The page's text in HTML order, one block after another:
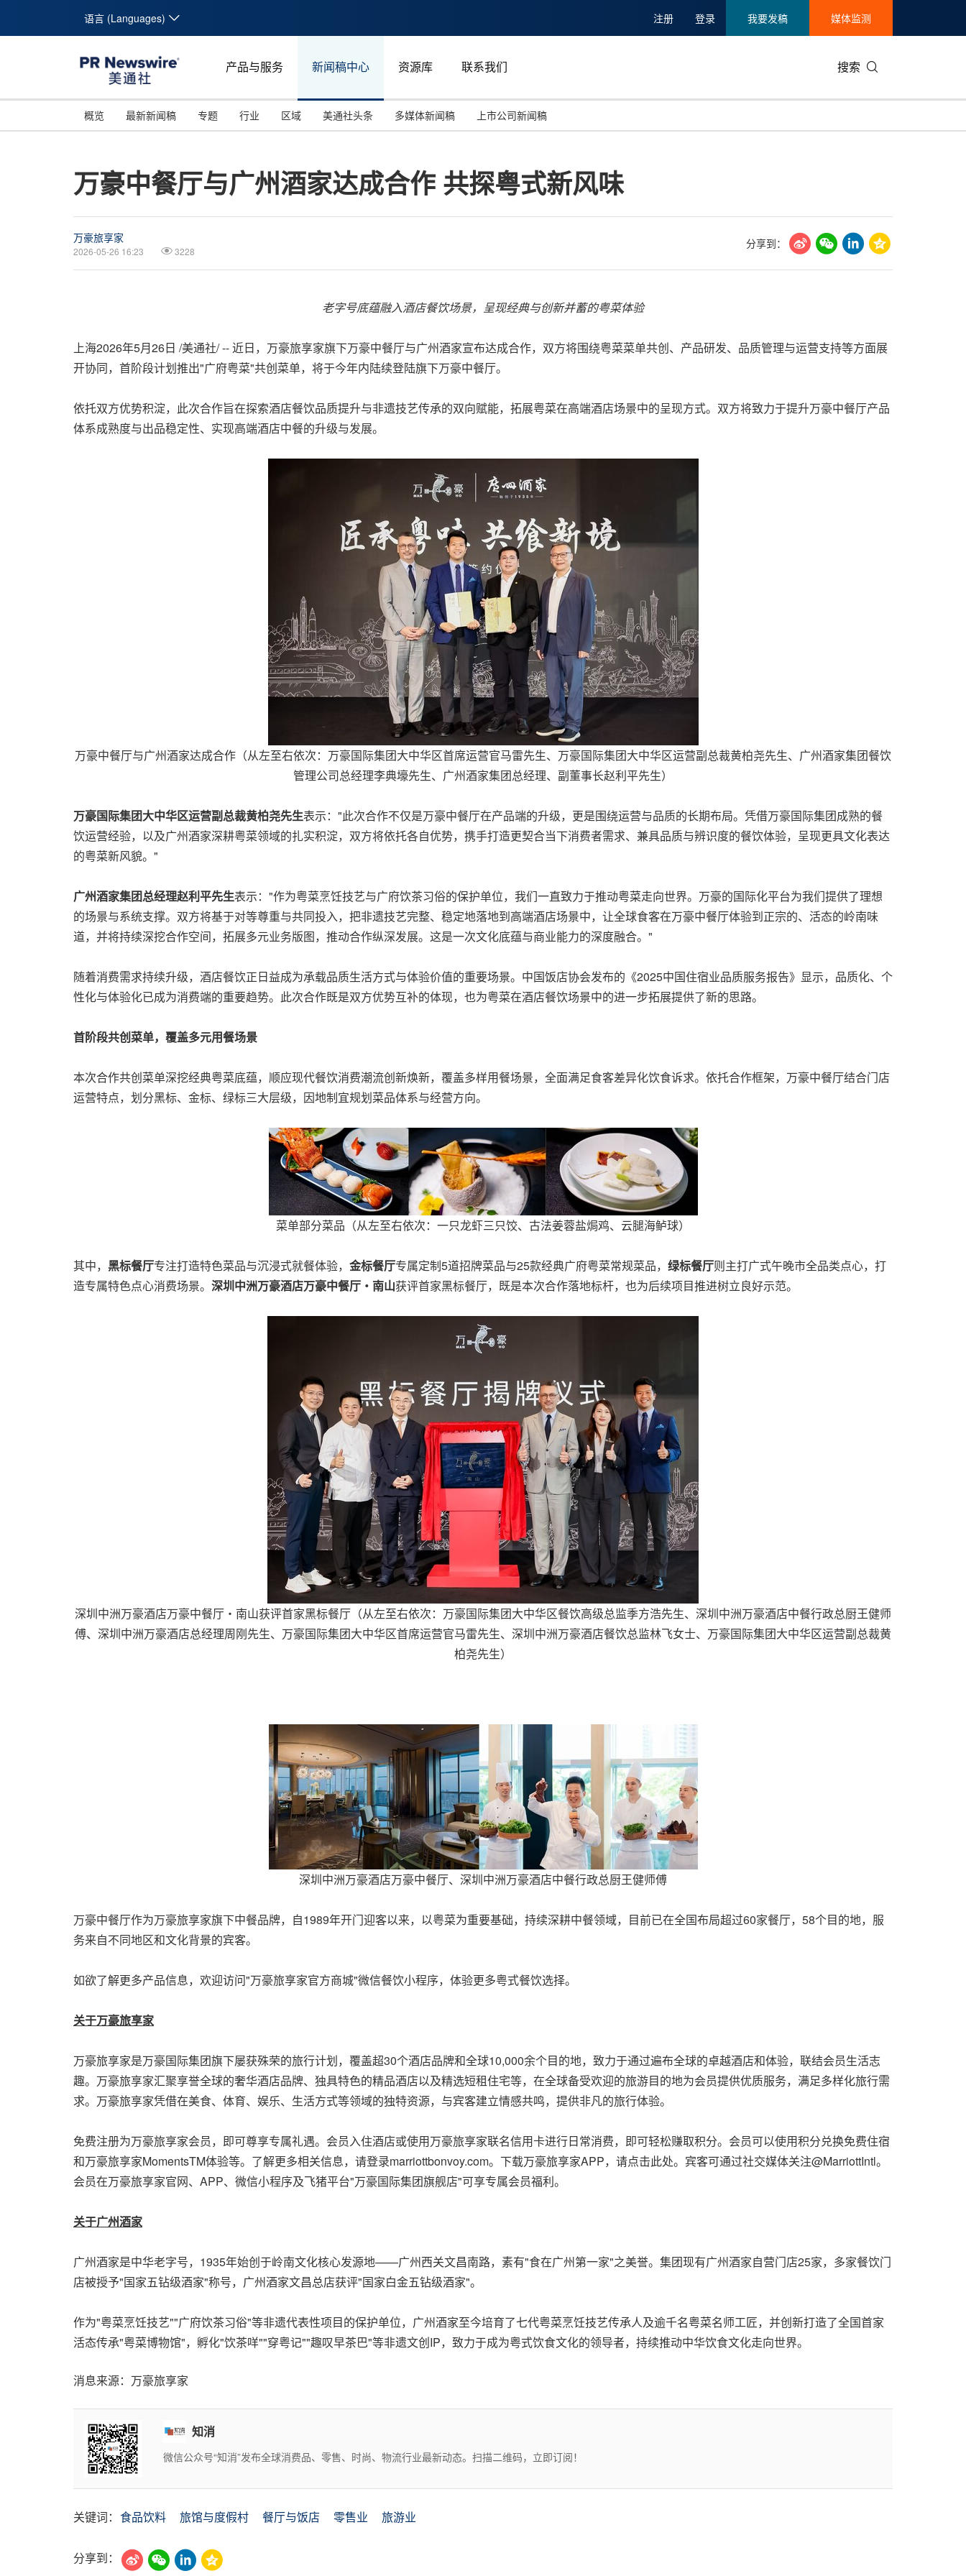
语言 (Languages) 注册 登录 我要发稿 媒体监测
产品与服务 新闻稿中心 资源库 联系我们 搜索
概览 最新新闻稿 专题
投资并购
美国临床肿瘤学会(ASCO)
行业
能源化工与环保
区域
马来西亚
美通社头条 多媒体新闻稿 上市公司新闻稿
万豪中餐厅与广州酒家达成合作 共探粤式新风味
万豪旅享家
2026-05-26 16:23 3228
分享到：
老字号底蕴融入酒店餐饮场景，呈现经典与创新并蓄的粤菜体验
上海2026年5月26日 /美通社/ -- 近日，万豪旅享家旗下万豪中餐厅与广州酒家宣布达成合作，双方将围绕粤菜菜单共创、产品研发、品质管理与运营支持等方面展
开协同，首阶段计划推出"广府粤菜"共创菜单，将于今年内陆续登陆旗下万豪中餐厅。
依托双方优势积淀，此次合作旨在探索酒店餐饮品质提升与非遗技艺传承的双向赋能，拓展粤菜在高端酒店场景中的呈现方式。双方将致力于提升万豪中餐厅产品
体系成熟度与出品稳定性、实现高端酒店中餐的升级与发展。
万豪中餐厅与广州酒家达成合作（从左至右依次：万豪国际集团大中华区首席运营官马雷先生、万豪国际集团大中华区运营副总裁黄柏尧先生、广州酒家集团餐饮
管理公司总经理李典壕先生、广州酒家集团总经理、副董事长赵利平先生）
万豪国际集团大中华区运营副总裁黄柏尧先生表示："此次合作不仅是万豪中餐厅在产品端的升级，更是围绕运营与品质的长期布局。凭借万豪国际集团成熟的餐
饮运营经验，以及广州酒家深耕粤菜领域的扎实积淀，双方将依托各自优势，携手打造更契合当下消费者需求、兼具品质与辨识度的餐饮体验，呈现更具文化表达
的粤菜新风貌。"
广州酒家集团总经理赵利平先生表示："作为粤菜烹饪技艺与广府饮茶习俗的保护单位，我们一直致力于推动粤菜走向世界。万豪的国际化平台为我们提供了理想
的场景与系统支撑。双方将基于对等尊重与共同投入，把非遗技艺完整、稳定地落地到高端酒店场景中，让全球食客在万豪中餐厅体验到正宗的、活态的岭南味
道，并将持续深挖合作空间，拓展多元业务版图，推动合作纵深发展。这是一次文化底蕴与商业能力的深度融合。"
随着消费需求持续升级，酒店餐饮正日益成为承载品质生活方式与体验价值的重要场景。中国饭店协会发布的《2025中国住宿业品质服务报告》显示，品质化、个
性化与体验化已成为消费端的重要趋势。此次合作既是双方优势互补的体现，也为粤菜在酒店餐饮场景中的进一步拓展提供了新的思路。
首阶段共创菜单，覆盖多元用餐场景
本次合作共创菜单深挖经典粤菜底蕴，顺应现代餐饮消费潮流创新焕新，覆盖多样用餐场景，全面满足食客差异化饮食诉求。依托合作框架，万豪中餐厅结合门店
运营特点，划分黑标、金标、绿标三大层级，因地制宜规划菜品体系与经营方向。
菜单部分菜品（从左至右依次：一只龙虾三只饺、古法姜蓉盐焗鸡、云腿海鲈球）
其中， 黑标餐厅专注打造特色菜品与沉浸式就餐体验， 金标餐厅专属定制5道招牌菜品与25款经典广府粤菜常规菜品， 绿标餐厅则主打广式午晚市全品类点心，打
造专属特色点心消费场景。 深圳中洲万豪酒店万豪中餐厅 ・ 南山获评首家黑标餐厅，既是本次合作落地标杆，也为后续项目推进树立良好示范。
深圳中洲万豪酒店万豪中餐厅・南山获评首家黑标餐厅（从左至右依次：万豪国际集团大中华区餐饮高级总监季方浩先生、深圳中洲万豪酒店中餐行政总厨王健师
傅、深圳中洲万豪酒店总经理周刚先生、万豪国际集团大中华区首席运营官马雷先生、深圳中洲万豪酒店餐饮总监林飞女士、万豪国际集团大中华区运营副总裁黄
柏尧先生）
深圳中洲万豪酒店万豪中餐厅、深圳中洲万豪酒店中餐行政总厨王健师傅
万豪中餐厅作为万豪旅享家旗下中餐品牌，自1989年开门迎客以来，以粤菜为重要基础，持续深耕中餐领域，目前已在全国布局超过60家餐厅，58个目的地，服
务来自不同地区和文化背景的宾客。
如欲了解更多产品信息，欢迎访问"万豪旅享家官方商城"微信餐饮小程序，体验更多粤式餐饮选择。
关于万豪旅享家
万豪旅享家是万豪国际集团旗下屡获殊荣的旅行计划，覆盖超30个酒店品牌和全球10,000余个目的地，致力于通过遍布全球的卓越酒店和体验，联结会员生活志
趣。万豪旅享家汇聚享誉全球的奢华酒店品牌、独具特色的精品酒店以及精选短租住宅等，在全球备受欢迎的旅游目的地为会员提供优质服务，满足多样化旅行需
求。万豪旅享家凭借在美食、体育、娱乐、生活方式等领域的独特资源，与宾客建立情感共鸣，提供非凡的旅行体验。
免费注册为万豪旅享家会员，即可尊享专属礼遇。会员入住酒店或使用万豪旅享家联名信用卡进行日常消费，即可轻松赚取积分。会员可以使用积分兑换免费住宿
和万豪旅享家MomentsTM体验等。了解更多相关信息，请登录marriottbonvoy.com。下载万豪旅享家APP，请点击此处。宾客可通过社交媒体关注@MarriottIntl。
会员在万豪旅享家官网、APP、微信小程序及飞猪平台"万豪国际集团旗舰店"可享专属会员福利。
关于广州酒家
广州酒家是中华老字号，1935年始创于岭南文化核心发源地——广州西关文昌南路，素有"食在广州第一家"之美誉。集团现有广州酒家自营门店25家，多家餐饮门
店被授予"国家五钻级酒家"称号，广州酒家文昌总店获评"国家白金五钻级酒家"。
作为"粤菜烹饪技艺""广府饮茶习俗"等非遗代表性项目的保护单位，广州酒家至今培育了七代粤菜烹饪技艺传承人及逾千名粤菜名师工匠，并创新打造了全国首家
活态传承"粤菜博物馆"，孵化"饮茶咩""穿粤记""趣叹早茶巴"等非遗文创IP，致力于成为粤式饮食文化的领导者，持续推动中华饮食文化走向世界。
消息来源：万豪旅享家
知消
微信公众号“知消”发布全球消费品、零售、时尚、物流行业最新动态。扫描二维码，立即订阅！
关键词： 食品饮料 旅馆与度假村 餐厅与饭店 零售业 旅游业
分享到：